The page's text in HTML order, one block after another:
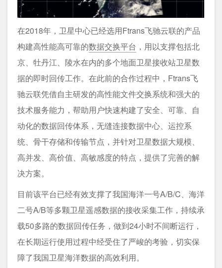
在2018年，卫星中心已经选用Ftrans飞驰云联的产品
构建高性能高可靠的数据交换平台 ，用以支撑包括北
京、牡丹江、陵水在内的多个地面卫星接收站卫星数
据的即时回传工作。在此前的合作过程中，Ftrans飞
驰云联凭借自主研发的高性能文件交换系统和强大的
技术服务能力，帮助用户快速构建了安全、可靠、自
动化的数据回传体系，无缝连接数据中心、运控系
统、骨干存储和传输节点，并针对卫星数据大规模、
高并发、高价值、高敏感度的特点，提供了完善的解
决方案。
目前该平台已经有效支撑了我国海洋一号A/B/C、海洋
二号A/B等多颗卫星遥感数据的接收采集工作，持续承
载50多路的数据回传任务，做到24小时不间断运行，
在长期运行使用过程中经受住了严峻的考验，切实保
障了我国卫星海洋数据的高效利用。